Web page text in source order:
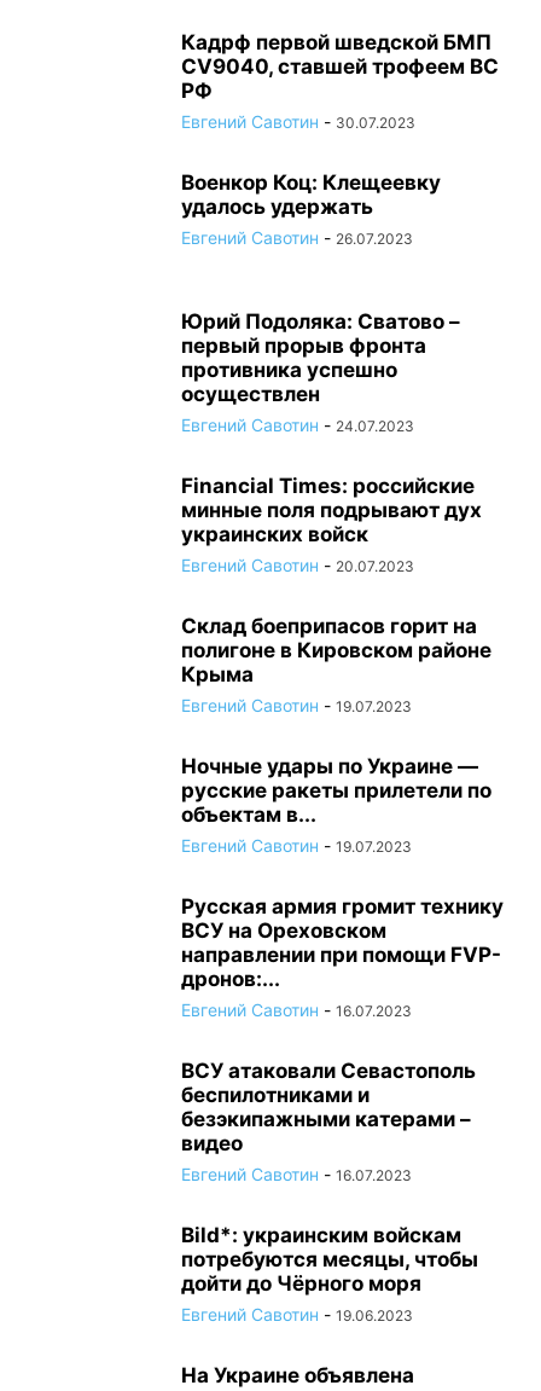
Кадрф первой шведской БМП
CV9040, ставшей трофеем ВС
РФ
Евгений Савотин - 30.07.2023
Военкор Коц: Клещеевку
удалось удержать
Евгений Савотин - 26.07.2023
Юрий Подоляка: Сватово –
первый прорыв фронта
противника успешно
осуществлен
Евгений Савотин - 24.07.2023
Financial Times: российские
минные поля подрывают дух
украинских войск
Евгений Савотин - 20.07.2023
Склад боеприпасов горит на
полигоне в Кировском районе
Крыма
Евгений Савотин - 19.07.2023
Ночные удары по Украине —
русские ракеты прилетели по
объектам в...
Евгений Савотин - 19.07.2023
Русская армия громит технику
ВСУ на Ореховском
направлении при помощи FVP-
дронов:...
Евгений Савотин - 16.07.2023
ВСУ атаковали Севастополь
беспилотниками и
безэкипажными катерами –
видео
Евгений Савотин - 16.07.2023
Bild*: украинским войскам
потребуются месяцы, чтобы
дойти до Чёрного моря
Евгений Савотин - 19.06.2023
На Украине объявлена